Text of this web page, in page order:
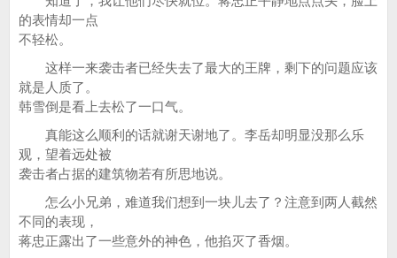
的表情却一点
不轻松。
这样一来袭击者已经失去了最大的王牌，剩下的问题应该
就是人质了。
韩雪倒是看上去松了一口气。
真能这么顺利的话就谢天谢地了。李岳却明显没那么乐
观，望着远处被
袭击者占据的建筑物若有所思地说。
怎么小兄弟，难道我们想到一块儿去了？注意到两人截然
不同的表现，
蒋忠正露出了一些意外的神色，他掐灭了香烟。